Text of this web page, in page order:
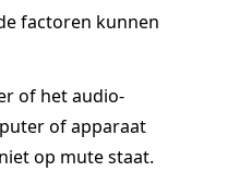
factoren kunnen
of het audio-
of apparaat
op mute staat.